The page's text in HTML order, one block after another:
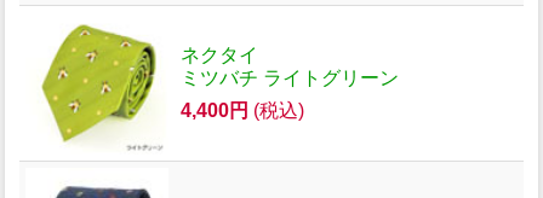
ネクタイ
ミツバチ ライトグリーン
4,400円 (税込)